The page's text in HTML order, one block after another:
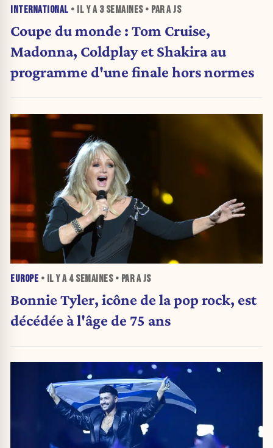
INTERNATIONAL • IL Y A 3 SEMAINES• PAR A JS
Coupe du monde : Tom Cruise,
Madonna, Coldplay et Shakira au
programme d'une finale hors normes
EUROPE • IL Y A 4 SEMAINES• PAR A JS
Bonnie Tyler, icône de la pop rock, est
décédée à l'âge de 75 ans